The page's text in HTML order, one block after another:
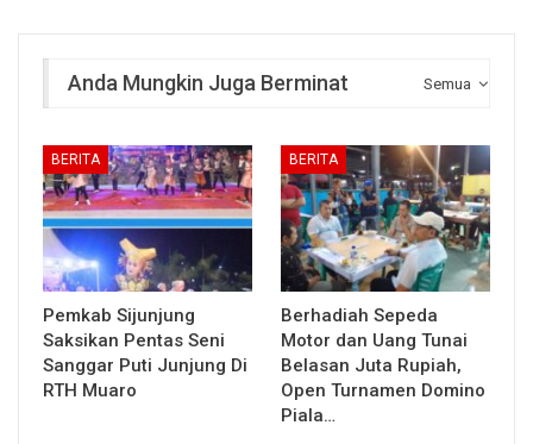
Semua
Anda Mungkin Juga Berminat
BERITA
Pemkab Sijunjung
Saksikan Pentas Seni
Sanggar Puti Junjung Di
RTH Muaro
BERITA
Berhadiah Sepeda
Motor dan Uang Tunai
Belasan Juta Rupiah,
Open Turnamen Domino
Piala…